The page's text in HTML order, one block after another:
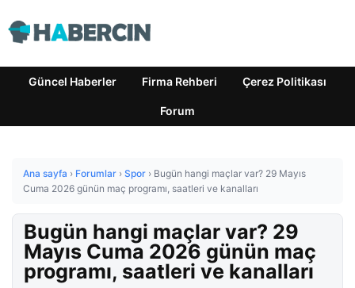
Güncel Haberler Firma Rehberi Çerez Politikası
Forum
Ana sayfa › Forumlar › Spor › Bugün hangi maçlar var? 29 Mayıs
Cuma 2026 günün maç programı, saatleri ve kanalları
Bugün hangi maçlar var? 29
Mayıs Cuma 2026 günün maç
programı, saatleri ve kanalları